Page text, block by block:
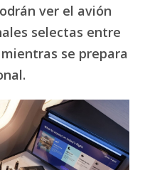
ver el avión
selectas entre
se prepara